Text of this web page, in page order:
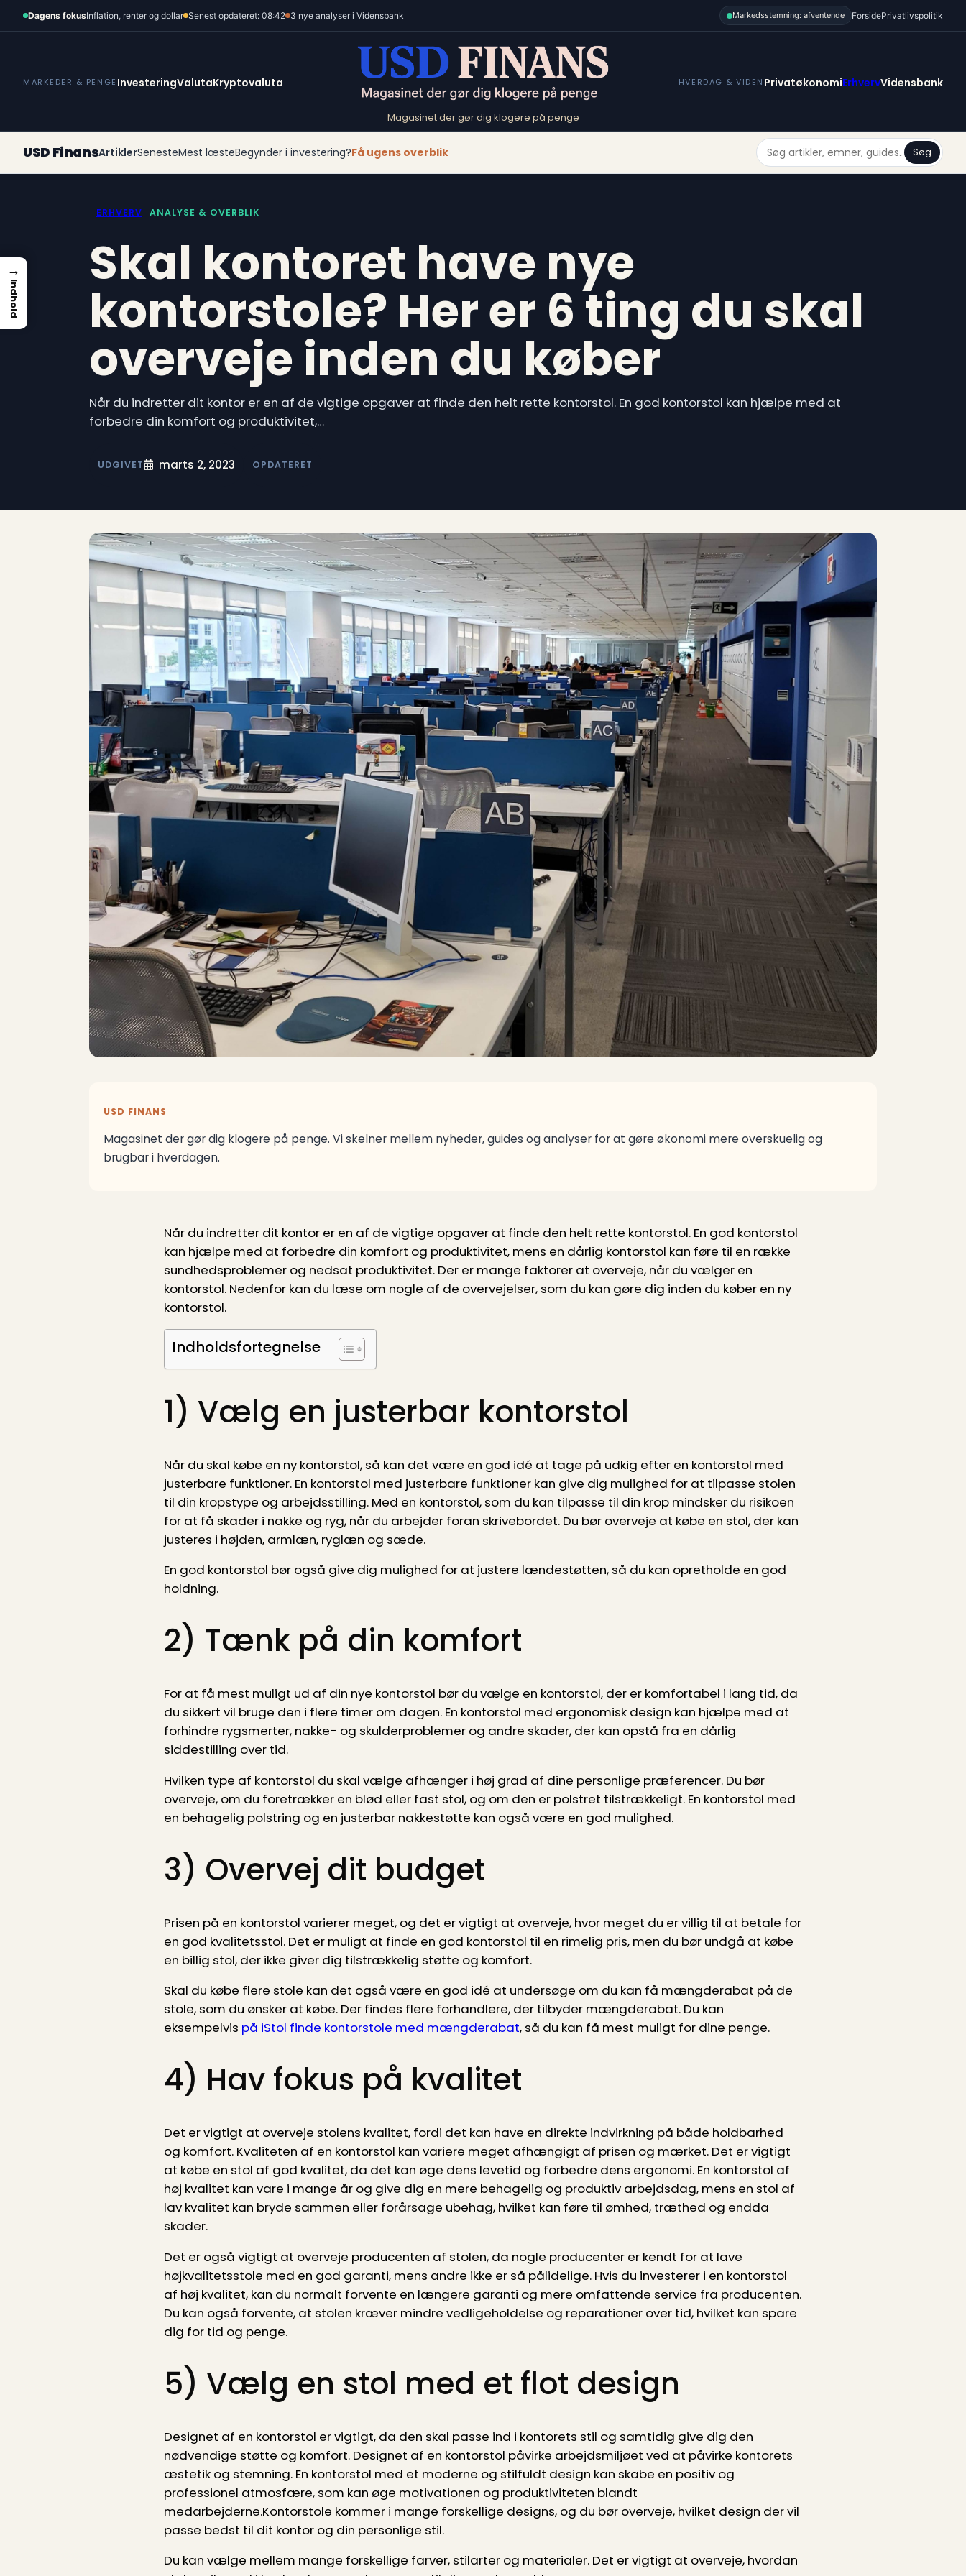
Spring
til
Dagens fokusInflation, renter og dollar Senest opdateret: 08:42 3 nye analyser i Vidensbank Markedsstemning: afventende ForsidePrivatlivspolitik
MARKEDER & PENGE InvesteringValutaKryptovaluta
Magasinet der gør dig klogere på penge
HVERDAG & VIDEN PrivatøkonomiErhvervVidensbank
USD FinansArtiklerSenesteMest læsteBegynder i investering?Få ugens overblik Søg
ERHVERV ANALYSE & OVERBLIK
Skal kontoret have nye
kontorstole? Her er 6 ting du skal
overveje inden du køber
Når du indretter dit kontor er en af de vigtige opgaver at finde den helt rette kontorstol. En god kontorstol kan hjælpe med at
forbedre din komfort og produktivitet,…
UDGIVET marts 2, 2023 OPDATERET
USD FINANS
Magasinet der gør dig klogere på penge. Vi skelner mellem nyheder, guides og analyser for at gøre økonomi mere overskuelig og
brugbar i hverdagen.
Når du indretter dit kontor er en af de vigtige opgaver at finde den helt rette kontorstol. En god kontorstol
kan hjælpe med at forbedre din komfort og produktivitet, mens en dårlig kontorstol kan føre til en række
sundhedsproblemer og nedsat produktivitet. Der er mange faktorer at overveje, når du vælger en
kontorstol. Nedenfor kan du læse om nogle af de overvejelser, som du kan gøre dig inden du køber en ny
kontorstol.
Indholdsfortegnelse
1) Vælg en justerbar kontorstol
Når du skal købe en ny kontorstol, så kan det være en god idé at tage på udkig efter en kontorstol med
justerbare funktioner. En kontorstol med justerbare funktioner kan give dig mulighed for at tilpasse stolen
til din kropstype og arbejdsstilling. Med en kontorstol, som du kan tilpasse til din krop mindsker du risikoen
for at få skader i nakke og ryg, når du arbejder foran skrivebordet. Du bør overveje at købe en stol, der kan
justeres i højden, armlæn, ryglæn og sæde.
En god kontorstol bør også give dig mulighed for at justere lændestøtten, så du kan opretholde en god
holdning.
2) Tænk på din komfort
For at få mest muligt ud af din nye kontorstol bør du vælge en kontorstol, der er komfortabel i lang tid, da
du sikkert vil bruge den i flere timer om dagen. En kontorstol med ergonomisk design kan hjælpe med at
forhindre rygsmerter, nakke- og skulderproblemer og andre skader, der kan opstå fra en dårlig
siddestilling over tid.
Hvilken type af kontorstol du skal vælge afhænger i høj grad af dine personlige præferencer. Du bør
overveje, om du foretrækker en blød eller fast stol, og om den er polstret tilstrækkeligt. En kontorstol med
en behagelig polstring og en justerbar nakkestøtte kan også være en god mulighed.
3) Overvej dit budget
Prisen på en kontorstol varierer meget, og det er vigtigt at overveje, hvor meget du er villig til at betale for
en god kvalitetsstol. Det er muligt at finde en god kontorstol til en rimelig pris, men du bør undgå at købe
en billig stol, der ikke giver dig tilstrækkelig støtte og komfort.
Skal du købe flere stole kan det også være en god idé at undersøge om du kan få mængderabat på de
stole, som du ønsker at købe. Der findes flere forhandlere, der tilbyder mængderabat. Du kan
eksempelvis på iStol finde kontorstole med mængderabat, så du kan få mest muligt for dine penge.
4) Hav fokus på kvalitet
Det er vigtigt at overveje stolens kvalitet, fordi det kan have en direkte indvirkning på både holdbarhed
og komfort. Kvaliteten af ​​en kontorstol kan variere meget afhængigt af prisen og mærket. Det er vigtigt
at købe en stol af god kvalitet, da det kan øge dens levetid og forbedre dens ergonomi. En kontorstol af
høj kvalitet kan vare i mange år og give dig en mere behagelig og produktiv arbejdsdag, mens en stol af
lav kvalitet kan bryde sammen eller forårsage ubehag, hvilket kan føre til ømhed, træthed og endda
skader.
Det er også vigtigt at overveje producenten af ​​stolen, da nogle producenter er kendt for at lave
højkvalitetsstole med en god garanti, mens andre ikke er så pålidelige. Hvis du investerer i en kontorstol
af høj kvalitet, kan du normalt forvente en længere garanti og mere omfattende service fra producenten.
Du kan også forvente, at stolen kræver mindre vedligeholdelse og reparationer over tid, hvilket kan spare
dig for tid og penge.
5) Vælg en stol med et flot design
Designet af en kontorstol er vigtigt, da den skal passe ind i kontorets stil og samtidig give dig den
nødvendige støtte og komfort. Designet af en kontorstol påvirke arbejdsmiljøet ved at påvirke kontorets
æstetik og stemning. En kontorstol med et moderne og stilfuldt design kan skabe en positiv og
professionel atmosfære, som kan øge motivationen og produktiviteten blandt
medarbejderne.Kontorstole kommer i mange forskellige designs, og du bør overveje, hvilket design der vil
passe bedst til dit kontor og din personlige stil.
Du kan vælge mellem mange forskellige farver, stilarter og materialer. Det er vigtigt at overveje, hvordan
→
Indhold